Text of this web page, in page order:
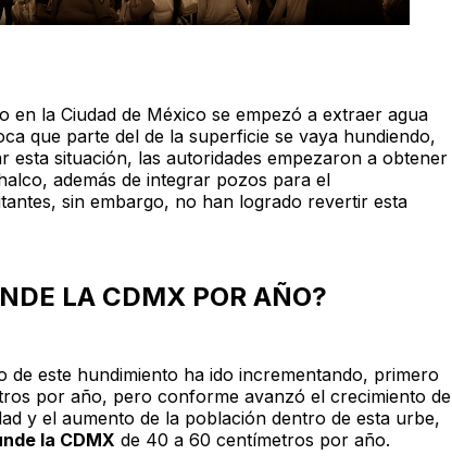
en la Ciudad de México se empezó a extraer agua
que parte del de la superficie se vaya hundiendo,
esta situación, las autoridades empezaron a obtener
además de integrar pozos para el
sin embargo, no han logrado revertir esta
LA CDMX POR AÑO?
de este hundimiento ha ido incrementando, primero
por año, pero conforme avanzó el crecimiento de
y el aumento de la población dentro de esta urbe,
la CDMX de 40 a 60 centímetros por año.